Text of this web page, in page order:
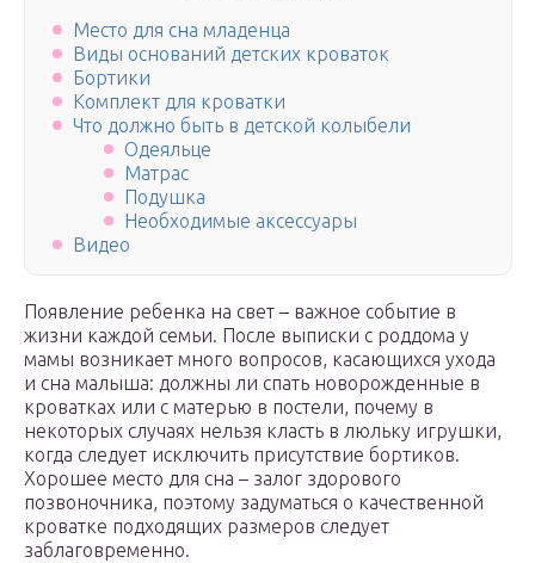
Место для сна младенца
Виды оснований детских кроваток
Бортики
Комплект для кроватки
Что должно быть в детской колыбели
Одеяльце
Матрас
Подушка
Необходимые аксессуары
Видео
Появление ребенка на свет – важное событие в
жизни каждой семьи. После выписки с роддома у
мамы возникает много вопросов, касающихся ухода
и сна малыша: должны ли спать новорожденные в
кроватках или с матерью в постели, почему в
некоторых случаях нельзя класть в люльку игрушки,
когда следует исключить присутствие бортиков.
Хорошее место для сна – залог здорового
позвоночника, поэтому задуматься о качественной
кроватке подходящих размеров следует
заблаговременно.